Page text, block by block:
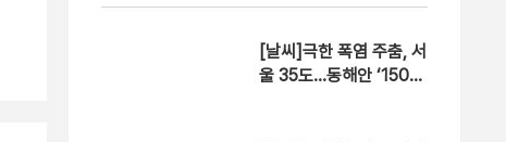
[날씨]극한 폭염 주춤, 서
울 35도…동해안 ‘150m